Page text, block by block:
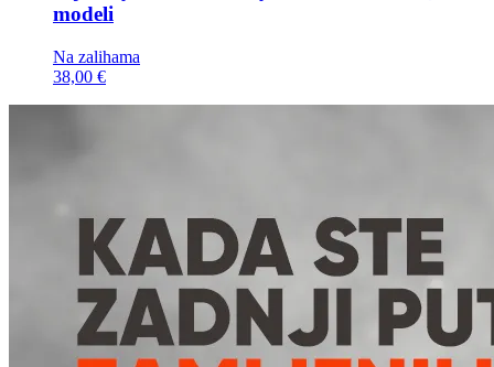
modeli
Na zalihama
38,00 €